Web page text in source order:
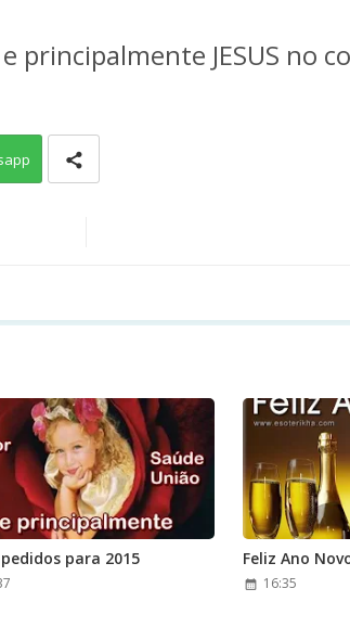
principalmente JESUS no
para 2015 Feliz Ano
16:35